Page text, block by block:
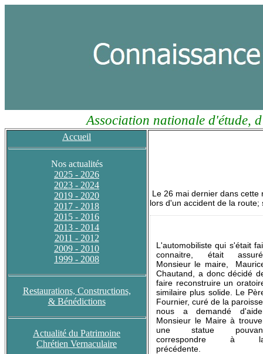
Association nationale d'étude,
Accueil
Nos actualités
2025 - 2026
2023 - 2024
2019 - 2020
2017 - 2018
2015 - 2016
2013 - 2014
2011 - 2012
2009 - 2010
1999 - 2008
Restaurations, Constructions,
& Bénédictions
Actualité du Patrimoine
Chrétien Vernaculaire
Le 26 mai dernier dans
lors d'un accident de la
L'automobiliste qui s'était
connaitre, était
Monsieur le maire,
Chautand, a donc décidé
faire reconstruire un
similaire plus solide. Le
Fournier, curé de la
nous a demandé
Monsieur le Maire à
une statue
correspondre à
précédente.